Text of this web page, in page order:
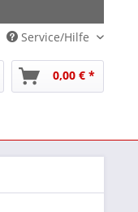
Service/Hilfe
0,00 € *